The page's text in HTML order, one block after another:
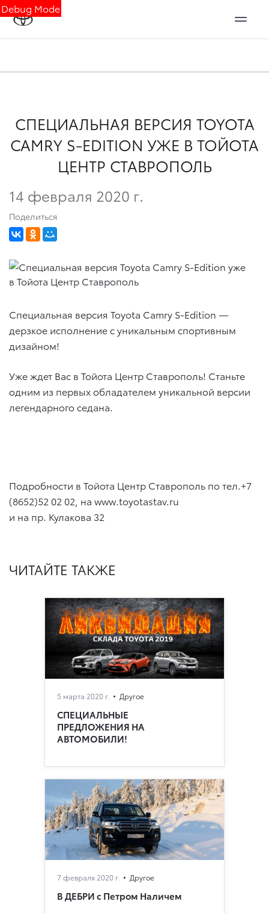
Debug Mode
СПЕЦИАЛЬНАЯ ВЕРСИЯ TOYOTA
CAMRY S-EDITION УЖЕ В ТОЙОТА
ЦЕНТР СТАВРОПОЛЬ
14 февраля 2020 г.
Поделиться
Специальная версия Toyota Camry S-Edition —
дерзкое исполнение с уникальным спортивным
дизайном!
Уже ждет Вас в Тойота Центр Ставрополь! Станьте
одним из первых обладателем уникальной версии
легендарного седана.
Подробности в Тойота Центр Ставрополь по тел.+7
(8652)52 02 02, на www.toyotastav.ru
и на пр. Кулакова 32
ЧИТАЙТЕ ТАКЖЕ
5 марта 2020 г. Другое
СПЕЦИАЛЬНЫЕ
ПРЕДЛОЖЕНИЯ НА
АВТОМОБИЛИ!
7 февраля 2020 г. Другое
В ДЕБРИ с Петром Наличем